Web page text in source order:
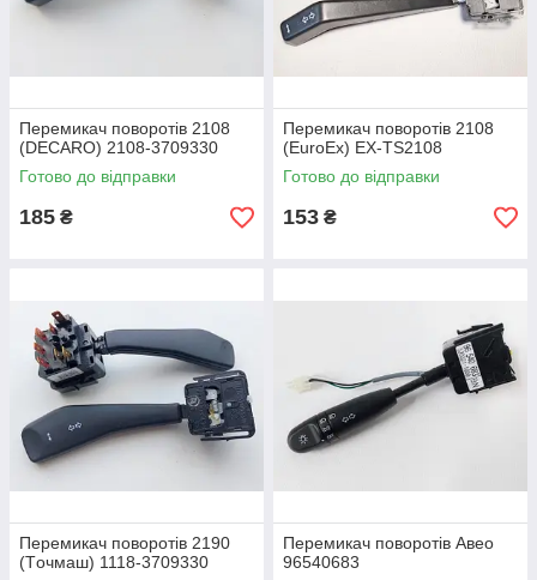
Перемикач поворотів 2108
(DECARO) 2108-3709330
Готово до відправки
185 ₴
Перемикач поворотів 2108
(EuroEx) EX-TS2108
Готово до відправки
153 ₴
Перемикач поворотів 2190
(Тoчмаш) 1118-3709330
Перемикач поворотів Авео
96540683